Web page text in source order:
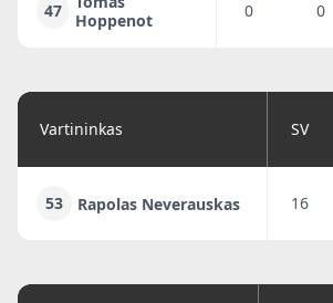
47
Hoppenot
0 0
Vartininkas SV
53 Rapolas Neverauskas 16